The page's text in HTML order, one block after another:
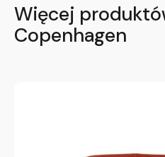
Więcej
Copenhagen